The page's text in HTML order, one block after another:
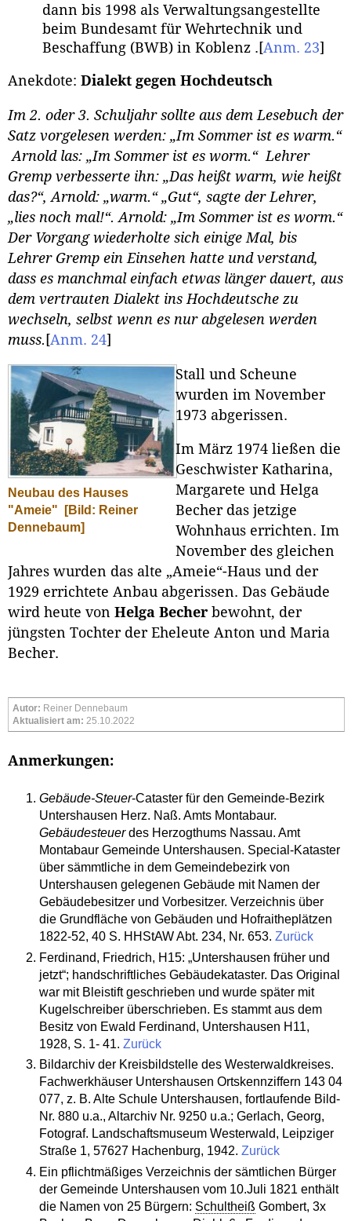
dann bis 1998 als Verwaltungsangestellte
beim Bundesamt für Wehrtechnik und
Beschaffung (BWB) in Koblenz . [Anm. 23]
Anekdote: Dialekt gegen Hochdeutsch
Im 2. oder 3. Schuljahr sollte aus dem Lesebuch der
Satz vorgelesen werden: „Im Sommer ist es warm.“
Arnold las: „Im Sommer ist es worm.“ Lehrer
Gremp verbesserte ihn: „Das heißt warm, wie heißt
das?“, Arnold: „warm.“ „Gut“, sagte der Lehrer,
„lies noch mal!“. Arnold: „Im Sommer ist es worm.“
Der Vorgang wiederholte sich einige Mal, bis
Lehrer Gremp ein Einsehen hatte und verstand,
dass es manchmal einfach etwas länger dauert, aus
dem vertrauten Dialekt ins Hochdeutsche zu
wechseln, selbst wenn es nur abgelesen werden
muss. [Anm. 24]
Neubau des Hauses
"Ameie"
[Bild: Reiner
Dennebaum]
Stall und Scheune
wurden im November
1973 abgerissen.
Im März 1974 ließen die
Geschwister Katharina,
Margarete und Helga
Becher das jetzige
Wohnhaus errichten. Im
November des gleichen
Jahres wurden das alte „Ameie“-Haus und der
1929 errichtete Anbau abgerissen. Das Gebäude
wird heute von Helga Becher bewohnt, der
jüngsten Tochter der Eheleute Anton und Maria
Becher.
Autor: Reiner Dennebaum
Aktualisiert am: 25.10.2022
Anmerkungen:
Gebäude-Steuer-Cataster für den Gemeinde-Bezirk
Untershausen Herz. Naß. Amts Montabaur.
Gebäudesteuerdes Herzogthums Nassau. Amt
Montabaur Gemeinde Untershausen. Special-Kataster
über sämmtliche in dem Gemeindebezirk von
Untershausen gelegenen Gebäude mit Namen der
Gebäudebesitzer und Vorbesitzer. Verzeichnis über
die Grundfläche von Gebäuden und Hofraitheplätzen
1822-52, 40 S. HHStAW Abt. 234, Nr. 653. Zurück
Ferdinand, Friedrich, H15: „Untershausen früher und
jetzt“; handschriftliches Gebäudekataster. Das Original
war mit Bleistift geschrieben und wurde später mit
Kugelschreiber überschrieben. Es stammt aus dem
Besitz von Ewald Ferdinand, Untershausen H11,
1928, S. 1- 41. Zurück
Bildarchiv der Kreisbildstelle des Westerwaldkreises.
Fachwerkhäuser Untershausen Ortskennziffern 143 04
077, z. B. Alte Schule Untershausen, fortlaufende Bild-
Nr. 880 u.a., Altarchiv Nr. 9250 u.a.; Gerlach, Georg,
Fotograf. Landschaftsmuseum Westerwald, Leipziger
Straße 1, 57627 Hachenburg, 1942. Zurück
Ein pflichtmäßiges Verzeichnis der sämtlichen Bürger
der Gemeinde Untershausen vom 10.Juli 1821 enthält
die Namen von 25 Bürgern: Schultheiß Gombert, 3x